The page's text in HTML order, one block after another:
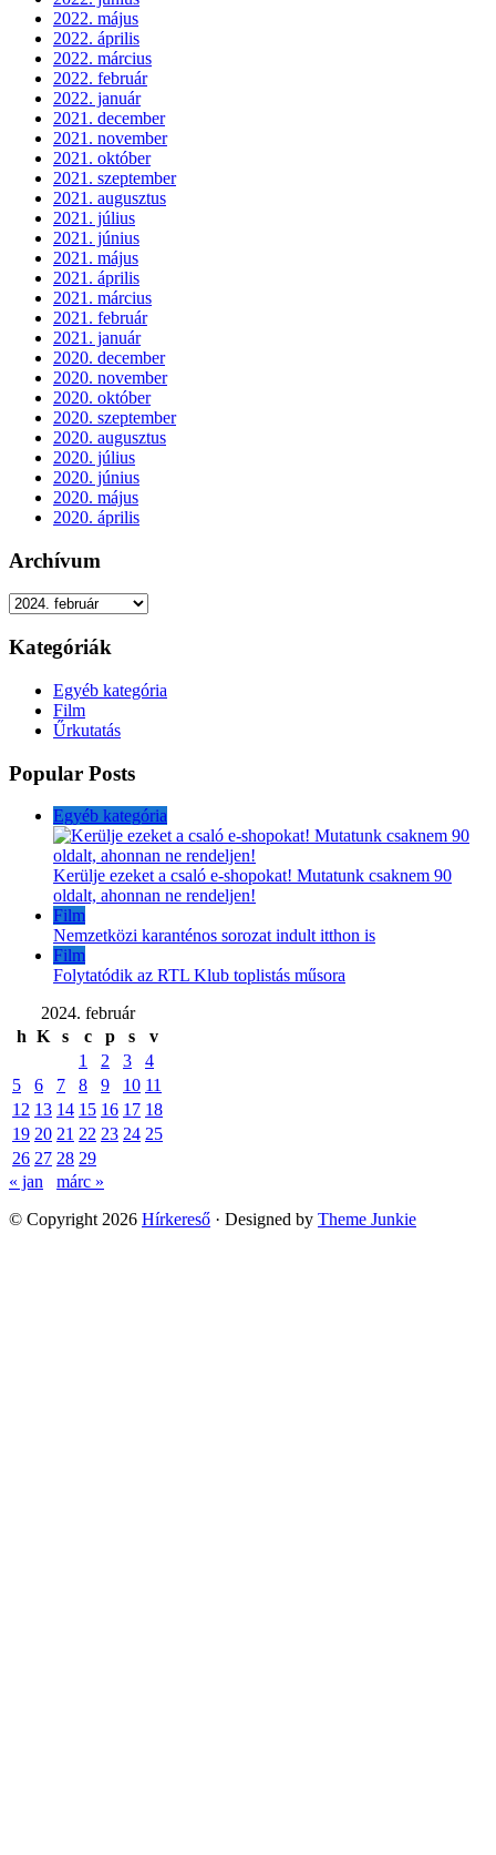
2022. május
2022. április
2022. március
2022. február
2022. január
2021. december
2021. november
2021. október
2021. szeptember
2021. augusztus
2021. július
2021. június
2021. május
2021. április
2021. március
2021. február
2021. január
2020. december
2020. november
2020. október
2020. szeptember
2020. augusztus
2020. július
2020. június
2020. május
2020. április
Archívum
Archívum
Kategóriák
Egyéb kategória
Film
Űrkutatás
Popular Posts
Egyéb kategória
Kerülje ezeket a csaló e-shopokat! Mutatunk csaknem 90
oldalt, ahonnan ne rendeljen!
Film
Nemzetközi karanténos sorozat indult itthon is
Film
Folytatódik az RTL Klub toplistás műsora
2024. február
h K s c p s
v
1
2 3
4
5
6 7 8 9 10 11
12 13 14 15 16 17 18
19 20 21 22 23 24 25
26 27 28 29
« jan
márc »
© Copyright 2026 Hírkereső · Designed by Theme Junkie